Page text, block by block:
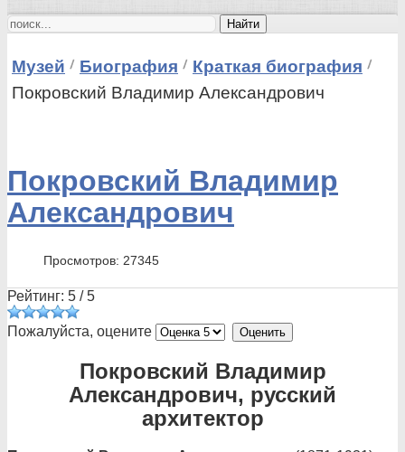
Найти
Музей Биография
Краткая биография
Покровский Владимир Александрович
Покровский Владимир
Александрович
Просмотров: 27345
Рейтинг: 5 /5
Пожалуйста, оцените
Покровский Владимир
Александрович, русский
архитектор